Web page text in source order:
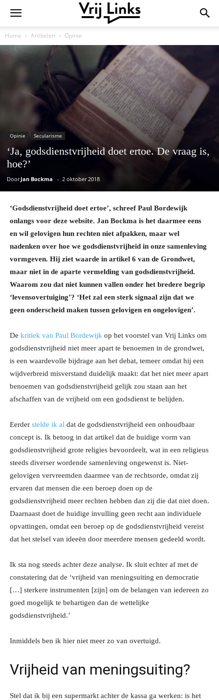
Home Artikelen Opinie
Opinie Secularisme
‘Ja, godsdienstvrijheid doet ertoe. De vraag is,
hoe?’
Door Jan Bockma - 2 oktober 2018
‘Godsdienstvrijheid doet ertoe’, schreef Paul Bordewijk
onlangs voor deze website. Jan Bockma is het daarmee eens
en wil gelovigen hun rechten niet afpakken, maar wel
nadenken over hoe we godsdienstvrijheid in onze samenleving
vormgeven. Hij ziet waarde in artikel 6 van de Grondwet,
maar niet in de aparte vermelding van godsdienstvrijheid.
Waarom zou dat niet kunnen vallen onder het bredere begrip
‘levensovertuiging’? ‘Het zal een sterk signaal zijn dat we
geen onderscheid maken tussen gelovigen en ongelovigen’.
De kritiek van Paul Bordewijk op het voorstel van Vrij Links om
godsdienstvrijheid niet meer apart te benoemen in de grondwet,
is een waardevolle bijdrage aan het debat, temeer omdat hij een
wijdverbreid misverstand duidelijk maakt: dat het niet meer apart
benoemen van godsdienstvrijheid gelijk zou staan aan het
afschaffen van de vrijheid om een godsdienst te belijden.
Eerder stelde ik al dat de godsdienstvrijheid een onhoudbaar
concept is. Ik betoog in dat artikel dat de huidige vorm van
godsdienstvrijheid grote religies bevoordeelt, wat in een religieus
steeds diverser wordende samenleving ongewenst is. Niet-
gelovigen vervreemden daarmee van de rechtsorde, omdat zij
ervaren dat mensen die een beroep doen op de
godsdienstvrijheid meer rechten hebben dan zij die dat niet doen.
Daarnaast doet de huidige invulling geen recht aan individuele
opvattingen, omdat een beroep op de godsdienstvrijheid vereist
dat het stelsel van ideeën door meerdere mensen gedeeld wordt.
Ik sta nog steeds achter deze analyse. Ik sluit echter af met de
constatering dat de ‘vrijheid van meningsuiting en democratie
[…] sterkere instrumenten [zijn] om de belangen van iedereen zo
goed mogelijk te behartigen dan de wettelijke
godsdienstvrijheid.’
Inmiddels ben ik hier niet meer zo van overtuigd.
Vrijheid van meningsuiting?
Stel dat ik bij een supermarkt achter de kassa ga werken: is het